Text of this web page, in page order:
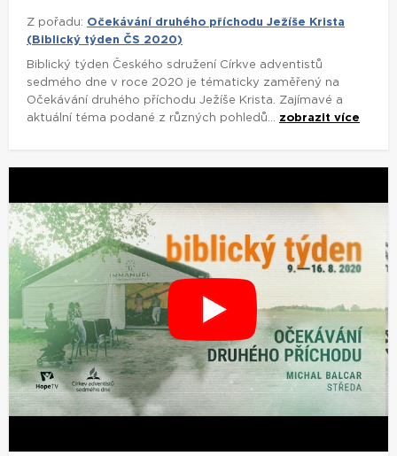
Z pořadu: Očekávání druhého příchodu Ježíše Krista
(Biblický týden ČS 2020)
Biblický týden Českého sdružení Církve adventistů
sedmého dne v roce 2020 je tématicky zaměřený na
Očekávání druhého příchodu Ježíše Krista. Zajímavé a
aktuální téma podané z různých pohledů... zobrazit více